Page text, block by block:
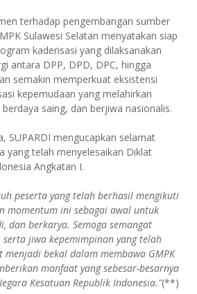
terhadap pengembangan sumber
Sulawesi Selatan menyatakan siap
kaderisasi yang dilaksanakan
antara DPP, DPD, DPC, hingga
semakin memperkuat eksistensi
kepemudaan yang melahirkan
saing, dan berjiwa nasionalis.
SUPARDI mengucapkan selamat
yang telah menyelesaikan Diklat
Angkatan I.
peserta yang telah berhasil mengikuti
momentum ini sebagai awal untuk
dan berkarya. Semoga semangat
serta jiwa kepemimpinan yang telah
bekal dalam membawa GMPK
manfaat yang sebesar-besarnya
Kesatuan Republik Indonesia."(**)